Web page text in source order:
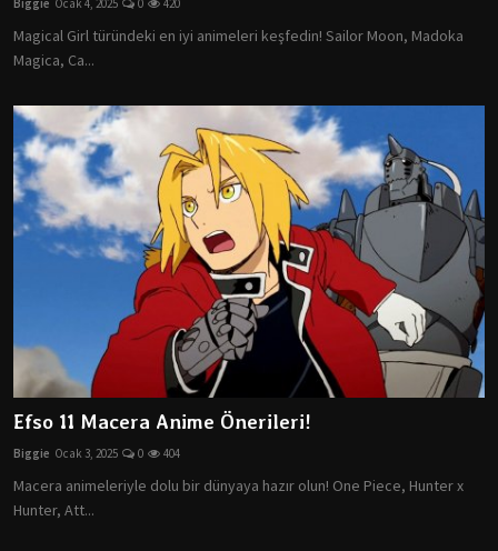
Dizi & Film
Öneriler
Listeler
K-Pop
Biggie Ocak 4, 2025 0 420
Magical Girl türündeki en iyi animeleri keşfedin! Sailor Moon, Madoka
Magica, Ca...
Efso 11 Macera Anime Önerileri!
Biggie Ocak 3, 2025 0 404
Macera animeleriyle dolu bir dünyaya hazır olun! One Piece, Hunter x
Hunter, Att...